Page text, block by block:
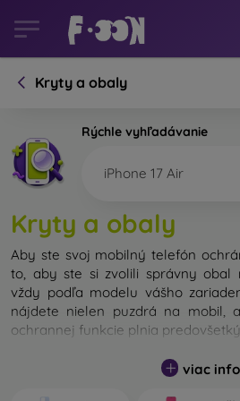
Kryty a obaly
Rýchle vyhľadávanie
iPhone 17 Air
Kryty a obaly
Aby ste svoj mobilný telefón
to, aby ste si zvolili správny obal
vždy podľa modelu vášho
nájdete nielen puzdrá na mobil,
ochrannej funkcie plnia
Kryt na mobil môžeme nazvať tiež
ochranu zadnej časti telefónu.
viac info